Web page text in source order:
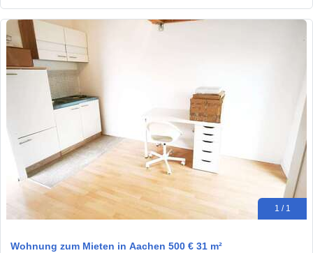
1 / 1
Wohnung zum Mieten in Aachen 500 € 31 m²